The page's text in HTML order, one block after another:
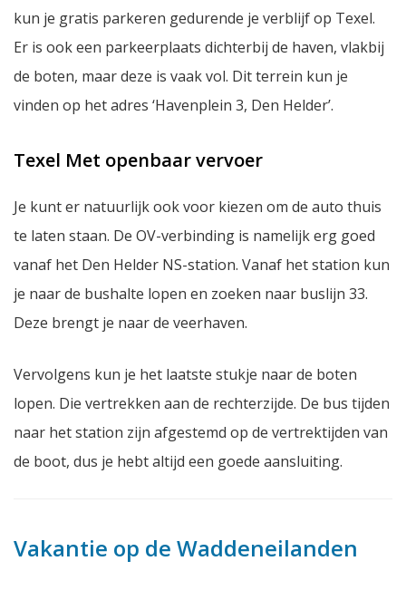
kun je gratis parkeren gedurende je verblijf op Texel.
Er is ook een parkeerplaats dichterbij de haven, vlakbij
de boten, maar deze is vaak vol. Dit terrein kun je
vinden op het adres ‘Havenplein 3, Den Helder’.
Texel Met openbaar vervoer
Je kunt er natuurlijk ook voor kiezen om de auto thuis
te laten staan. De OV-verbinding is namelijk erg goed
vanaf het Den Helder NS-station. Vanaf het station kun
je naar de bushalte lopen en zoeken naar buslijn 33.
Deze brengt je naar de veerhaven.
Vervolgens kun je het laatste stukje naar de boten
lopen. Die vertrekken aan de rechterzijde. De bus tijden
naar het station zijn afgestemd op de vertrektijden van
de boot, dus je hebt altijd een goede aansluiting.
Vakantie op de Waddeneilanden